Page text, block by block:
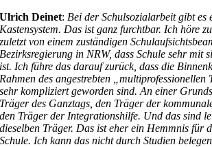
Ulrich Deinet: Bei der Schulsozialarbeit gibt es
Kastensystem. Das ist ganz furchtbar. Ich höre
zuletzt von einem zuständigen
Bezirksregierung in NRW, dass Schule sehr mit
ist. Ich führe das darauf zurück, dass die
Rahmen des angestrebten „multiprofessionellen
sehr kompliziert geworden sind. An einer
Träger des Ganztags, den Träger der
den Träger der Integrationshilfe. Und das sind
dieselben Träger. Das ist eher ein Hemmnis für
Schule. Ich kann das nicht durch Studien